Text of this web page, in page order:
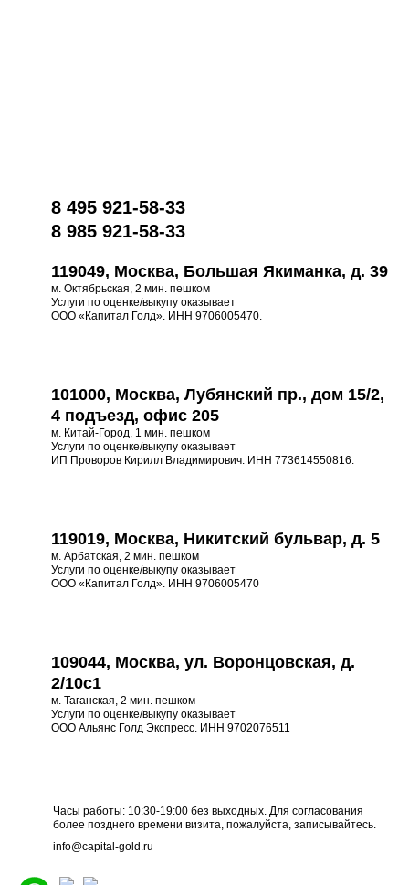
8 495 921-58-33
8 985 921-58-33
119049, Москва, Большая Якиманка, д. 39
м. Октябрьская, 2 мин. пешком
Услуги по оценке/выкупу оказывает
ООО «Капитал Голд». ИНН 9706005470.
101000, Москва, Лубянский пр., дом 15/2,
4 подъезд, офис 205
м. Китай-Город, 1 мин. пешком
Услуги по оценке/выкупу оказывает
ИП Проворов Кирилл Владимирович. ИНН 773614550816.
119019, Москва, Никитский бульвар, д. 5
м. Арбатская, 2 мин. пешком
Услуги по оценке/выкупу оказывает
ООО «Капитал Голд». ИНН 9706005470
109044, Москва, ул. Воронцовская, д.
2/10с1
м. Таганская, 2 мин. пешком
Услуги по оценке/выкупу оказывает
ООО Альянс Голд Экспресс. ИНН 9702076511
Часы работы: 10:30-19:00 без выходных. Для согласования
более позднего времени визита, пожалуйста, записывайтесь.
info@capital-gold.ru